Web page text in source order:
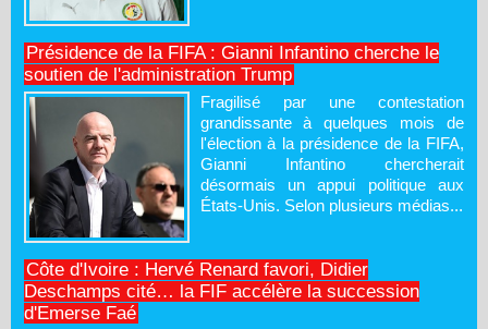
Présidence de la FIFA : Gianni Infantino cherche le
soutien de l'administration Trump
Fragilisé par une contestation
grandissante à quelques mois de
l'élection à la présidence de la FIFA,
Gianni Infantino chercherait
désormais un appui politique aux
États-Unis. Selon plusieurs médias...
Côte d'Ivoire : Hervé Renard favori, Didier
Deschamps cité… la FIF accélère la succession
d'Emerse Faé